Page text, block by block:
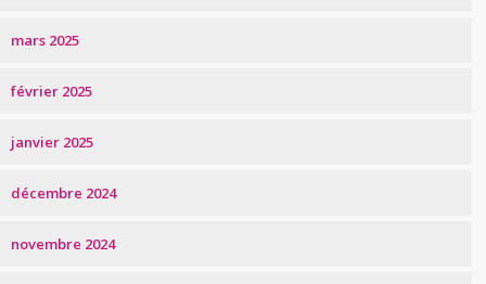
mars 2025
février 2025
janvier 2025
décembre 2024
novembre 2024